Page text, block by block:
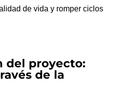
de vida y romper ciclos
del proyecto:
de la